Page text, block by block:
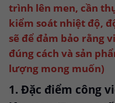
trình lên men, cần
kiểm soát nhiệt độ,
sẽ để đảm bảo rằng
đúng cách và sản
lượng mong muốn)
1. Đặc điểm công